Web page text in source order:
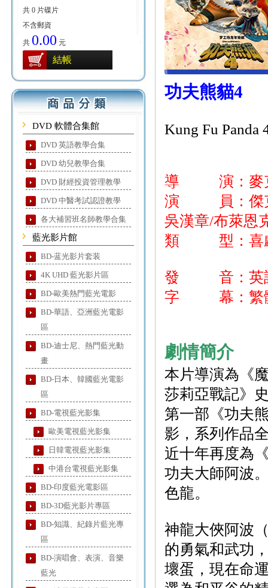
共 0 片碟片
不含郵資
共 0.00 元
結帳
DVD 軟體合集館
DVD 英語教學合集
DVD 幼兒教學合集
DVD 財經投資管理教學
DVD 中醫考試認證教學
各大補習班名師教學合集
藍光影片館
BD-蓝光影片套装
4K UHD 藍光影片區
BD-歐美熱門藍光電影
BD-華語、亞洲藍光電影
區
BD-迪士尼、熱門藍光動
畫
BD-日本、韓國藍光電影
區
BD-電視藍光影集
歐美電視藍光影集
日韓電視藍光影集
中港台電視藍光影集
BD-印度藍光電影區
BD-3D藍光影片專區
BD-知識、紀錄片藍光專
區
BD-演唱會、表演、音樂
藍光
功夫熊貓4
Kung Fu Panda
導 演：麥
演 員：傑克
吳漢章/布萊恩
類 型：喜
發 音：英
字 幕：繁體
劇情簡介
本片導演為《
莎莉亞戰記》
第一部《功夫
影，系列作品
近十年再度為
功夫大師阿波
色龍。
神龍大俠阿波
的勇氣和武功
壞蛋，現在命